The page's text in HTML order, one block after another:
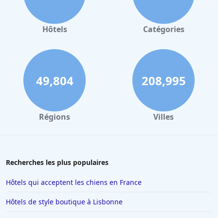
Hôtels à Valence
Hôtels à Gerardmer
Hôtels à Londres
Hôtels à Reims
Hôtels à Milan
Hôtels à Barcelone
Hôtels à Tain-lʼHermitage
Hôtels à Ajaccio
Hôtels Catégories
49,804
Régions
208,995
Villes
Recherches les plus populaires
Hôtels qui acceptent les chiens en France
Hôtels de style boutique à Lisbonne